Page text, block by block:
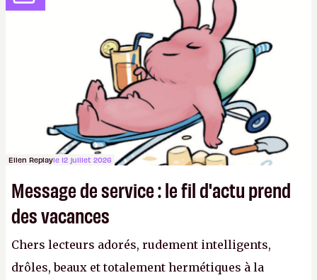
sur le déblocage du jeu en Russie et l'explosion des
joueurs majeurs (+32 %). L'avenir appartient donc
aux adultes, qui ne sont jamais que des enfants
avec du pouvoir d'achat.P.
Ellen Replayle 12 juillet 2026
Message de service : le fil d'actu prend
des vacances
Chers lecteurs adorés, rudement intelligents,
drôles, beaux et totalement hermétiques à la